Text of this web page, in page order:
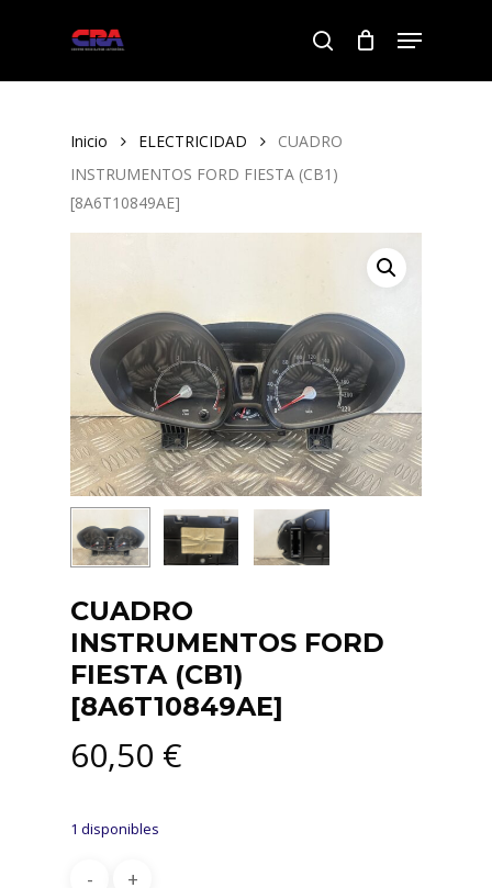
search
Menu
Inicio ELECTRICIDAD
CUADRO
INSTRUMENTOS FORD FIESTA (CB1)
[8A6T10849AE]
CUADRO
INSTRUMENTOS FORD
FIESTA (CB1)
[8A6T10849AE]
60,50 €
1 disponibles